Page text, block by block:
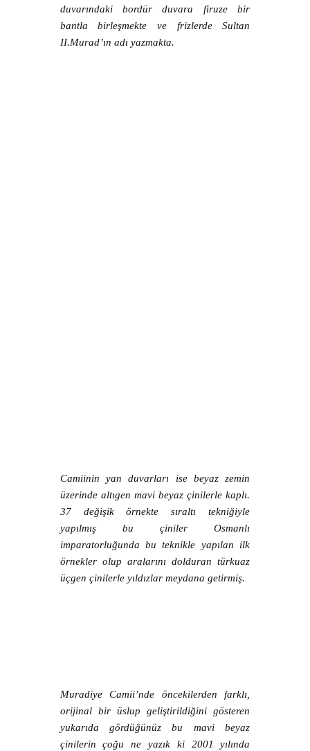
duvarındaki bordür duvara firuze bir
bantla birleşmekte ve frizlerde Sultan
II.Murad’ın adı yazmakta.
Camiinin yan duvarları ise beyaz zemin
üzerinde altıgen mavi beyaz çinilerle kaplı.
37 değişik örnekte sıraltı tekniğiyle
yapılmış bu çiniler Osmanlı
imparatorluğunda bu teknikle yapılan ilk
örnekler olup aralarını dolduran türkuaz
üçgen çinilerle yıldızlar meydana getirmiş.
Muradiye Camii’nde öncekilerden farklı,
orijinal bir üslup geliştirildiğini gösteren
yukarıda gördüğünüz bu mavi beyaz
çinilerin çoğu ne yazık ki 2001 yılında